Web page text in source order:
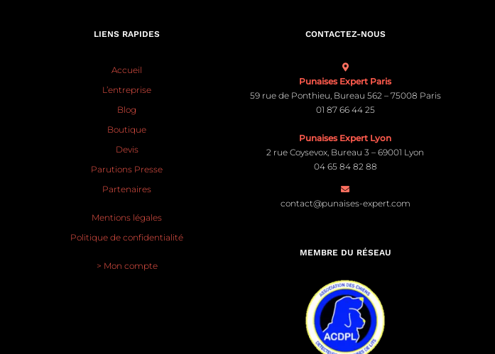
LIENS RAPIDES
Accueil
L’entreprise
Blog
Boutique
Devis
Parutions Presse
Partenaires
Mentions légales
Politique de confidentialité
> Mon compte
CONTACTEZ-NOUS
Punaises Expert Paris
59 rue de Ponthieu, Bureau 562 – 75008 Paris
01 87 66 44 25
Punaises Expert Lyon
2 rue Coysevox, Bureau 3 – 69001 Lyon
04 65 84 82 88
contact@punaises-expert.com
MEMBRE DU RÉSEAU